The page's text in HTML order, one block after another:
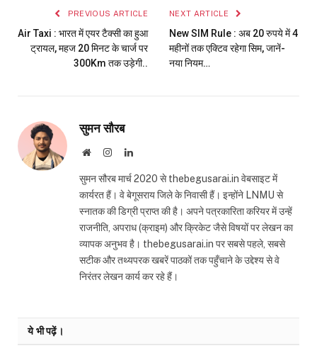
PREVIOUS ARTICLE
Air Taxi : भारत में एयर टैक्सी का हुआ
ट्रायल, महज 20 मिनट के चार्ज पर
300Km तक उड़ेगी..
NEXT ARTICLE
New SIM Rule : अब 20 रुपये में 4
महीनों तक एक्टिव रहेगा सिम, जानें-
नया नियम…
सुमन सौरब
WebsiteInstagramLinkedIn
सुमन सौरब मार्च 2020 से thebegusarai.in वेबसाइट में
कार्यरत हैं। वे बेगूसराय जिले के निवासी हैं। इन्होंने LNMU से
स्नातक की डिग्री प्राप्त की है। अपने पत्रकारिता करियर में उन्हें
राजनीति, अपराध (क्राइम) और क्रिकेट जैसे विषयों पर लेखन का
व्यापक अनुभव है। thebegusarai.in पर सबसे पहले, सबसे
सटीक और तथ्यपरक खबरें पाठकों तक पहुँचाने के उद्देश्य से वे
निरंतर लेखन कार्य कर रहे हैं।
ये भी पढ़ें।